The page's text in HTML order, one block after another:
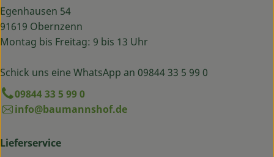
Egenhausen 54
91619 Obernzenn
Montag bis Freitag: 9 bis 13 Uhr
Schick uns eine WhatsApp an 09844 33 5 99 0
09844 33 5 99 0
info@baumannshof.de
Lieferservice